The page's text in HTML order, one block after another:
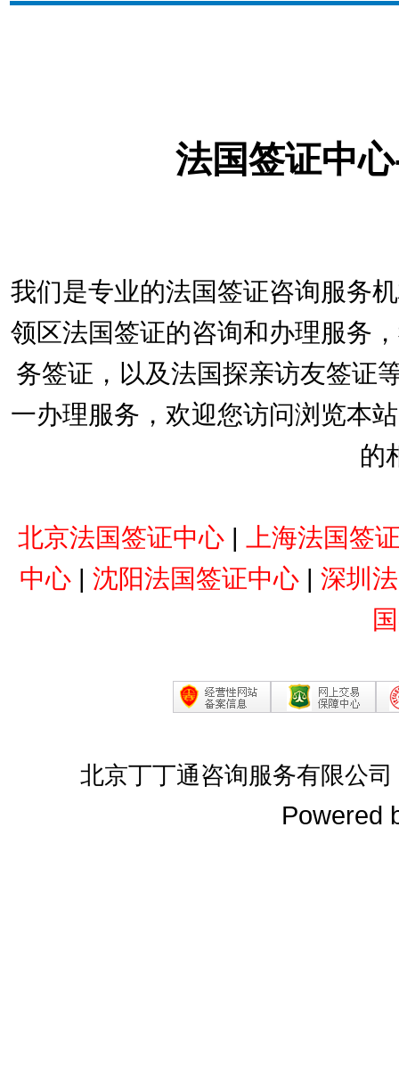
法国签证中
我们是专业的法国签证咨询服务
领区法国签证的咨询和办理服务
务签证，以及法国探亲访友签证
一办理服务，欢迎您访问浏览本
的
北京法国签证中心|
上海法国签
中心 | 沈阳法国签证中心 | 深圳
北京丁丁通咨询服务有限公
Powered